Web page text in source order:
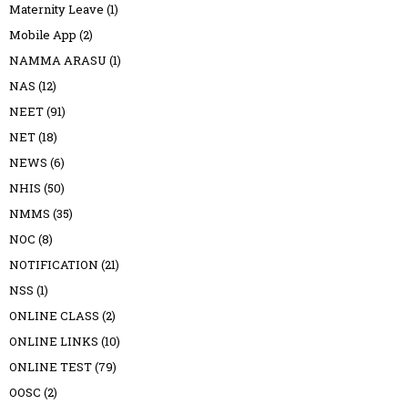
Maternity Leave (1)
Mobile App (2)
NAMMA ARASU (1)
NAS (12)
NEET(91)
NET(18)
NEWS (6)
NHIS (50)
NMMS (35)
NOC (8)
NOTIFICATION (21)
NSS (1)
ONLINE CLASS (2)
ONLINE LINKS (10)
ONLINE TEST(79)
OOSC (2)